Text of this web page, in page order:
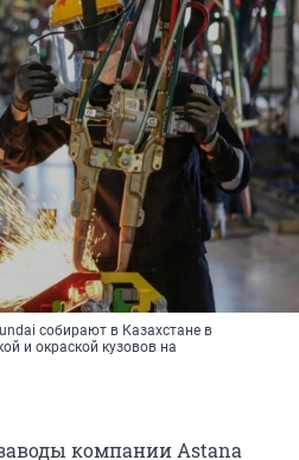
собирают в Казахстане в
и окраской кузовов на
компании Astana